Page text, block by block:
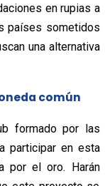
en rupias a
países sometidos
una alternativa
común
formado por las
participar en esta
por el oro. Harán